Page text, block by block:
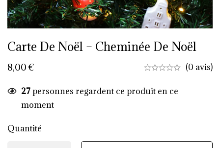
Carte De Noël – Cheminée De Noël
8,00 € (0 avis)
27personnes regardent ce produit en ce
moment
Quantité